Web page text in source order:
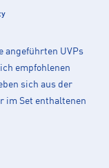
angeführten UVPs
empfohlenen
sich aus der
im Set enthaltenen